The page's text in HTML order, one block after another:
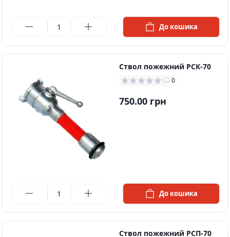
До кошика
Ствол пожежний РСК-70
0
750.00 грн
До кошика
Ствол пожежний РСП-70